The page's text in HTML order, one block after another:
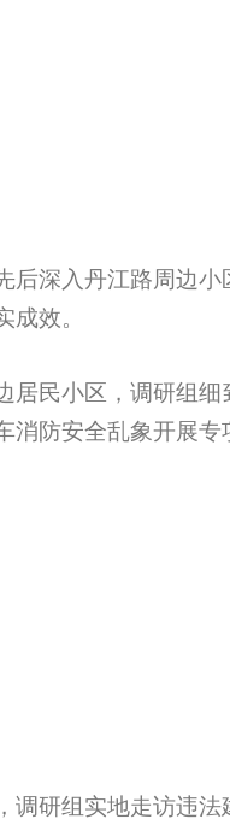
后深入丹江路周边
成效。
居民小区，调研组
消防安全乱象开展
调研组实地走访违